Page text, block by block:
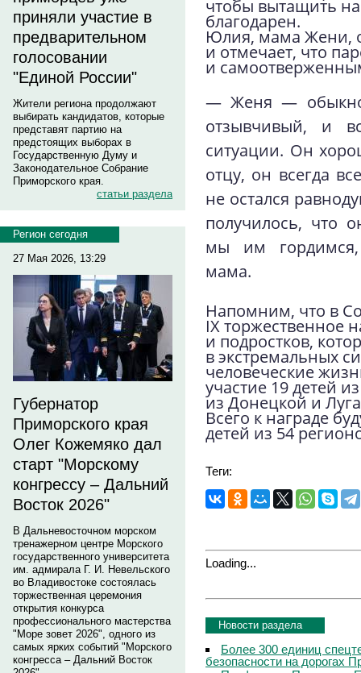
приняли участие в
предварительном
голосовании
"Единой России"
Жители региона продолжают
выбирать кандидатов, которые
представят партию на
предстоящих выборах в
Государственную Думу и
Законодательное Собрание
Приморского края.
статьи раздела
Регион сегодня
27 Мая 2026, 13:29
Губернатор
Приморского края
Олег Кожемяко дал
старт "Морскому
конгрессу – Дальний
Восток 2026"
В Дальневосточном морском
тренажерном центре Морского
государственного университета
им. адмирала Г. И. Невельского
во Владивостоке состоялась
торжественная церемония
открытия конкурса
профессионального мастерства
"Море зовет 2026", одного из
самых ярких событий "Морского
конгресса – Дальний Восток
чтобы вытащить
благодарен.
Юлия, мама Жени,
и отмечает, что
и
— Женя —
отзывчивый, и
ситуации. Он
отцу, он всегда
не остался
получилось, что
мы им
мама.
Напомним, что в
IX торжественное
и подростков,
в экстремальных
человеческие
участие 19 детей
из Донецкой и
Всего к награде
детей из 54
Теги:
Loading...
Новости раздела
Более 300 единиц
безопасности на дорогах